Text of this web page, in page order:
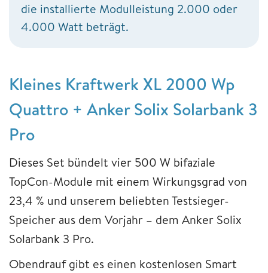
die installierte Modulleistung 2.000 oder
4.000 Watt beträgt.
Kleines Kraftwerk XL 2000 Wp
Quattro + Anker Solix Solarbank 3
Pro
Dieses Set bündelt vier 500 W bifaziale
TopCon-Module mit einem Wirkungsgrad von
23,4 % und unserem beliebten Testsieger-
Speicher aus dem Vorjahr – dem Anker Solix
Solarbank 3 Pro.
Obendrauf gibt es einen kostenlosen Smart